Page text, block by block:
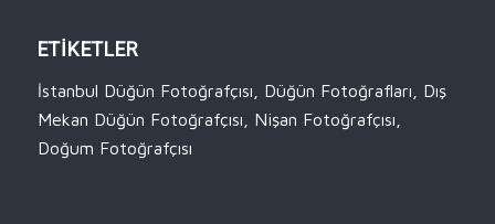
ETİKETLER
İstanbul Düğün Fotoğrafçısı Düğün Fotoğrafları
Dış
Mekan Düğün Fotoğrafçısı
Nişan Fotoğrafçısı
Doğum Fotoğrafçısı